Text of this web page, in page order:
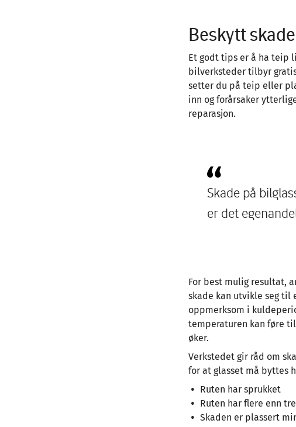
Beskytt
Et godt tips er å ha teip
bilverksteder tilbyr
setter du på teip eller
inn og forårsaker
reparasjon.
Skade på
er det
For best mulig resultat,
skade kan utvikle seg til
oppmerksom i
temperaturen kan føre
øker.
Verkstedet gir råd om
for at glasset må byttes
Ruten har sprukket
Ruten har flere enn
Skaden er plassert